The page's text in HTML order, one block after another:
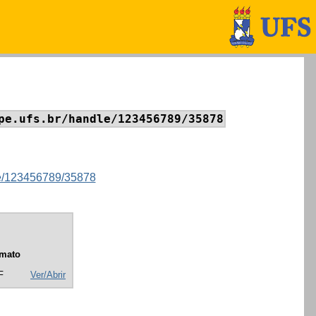
handle/123456789/35878
123456789/35878
Ver/Abrir